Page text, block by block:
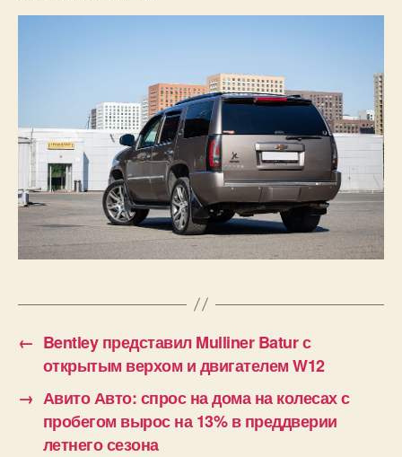
← Bentley представил Mulliner Batur с
открытым верхом и двигателем W12
→ Авито Авто: спрос на дома на колесах с
пробегом вырос на 13% в преддверии
летнего сезона